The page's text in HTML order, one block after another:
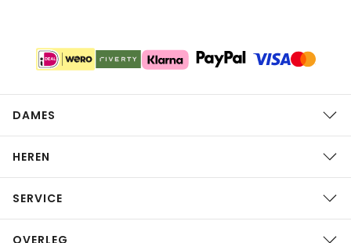
DAMES
HEREN
SERVICE
OVERLEG